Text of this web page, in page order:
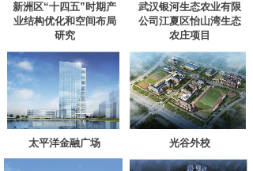
新洲区“十四五”时期产
业结构优化和空间布局
研究
武汉银河生态农业有限
公司江夏区怡山湾生态
农庄项目
太平洋金融广场 光谷外校